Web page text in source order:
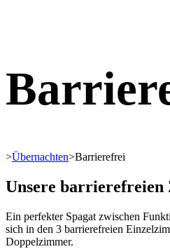
>Übernachten>Barrierefrei
Unsere barrierefreien
Ein perfekter Spagat zwischen
sich in den 3 barrierefreien
Doppelzimmer.